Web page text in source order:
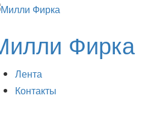
Фирка
Лента
Контакты